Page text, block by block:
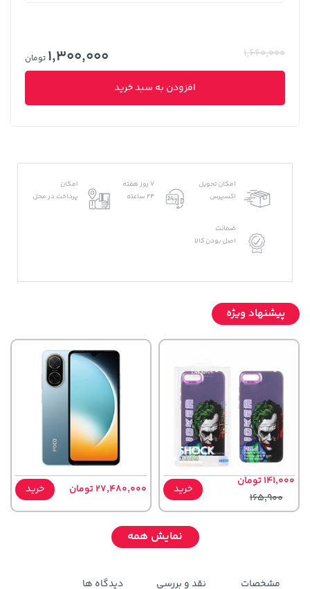
1,660,000
1,300,000 تومان
افزودن به سبد خرید
امکان تحویل
اکسپرس
7 روز هفته
24 ساعته
امکان
پرداخت در محل
ضمانت
اصل بودن کالا
پیشنهاد ویژه
141,000 تومان
165,900
خرید 27,480,000 تومان خرید
نمایش همه
مشخصات نقد و بررسی دیدگاه ها